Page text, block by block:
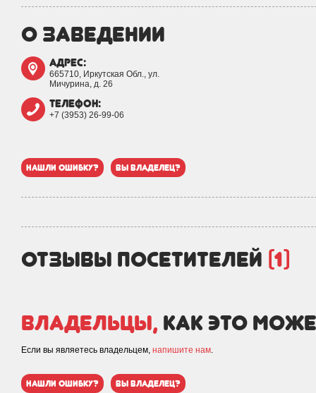
о заведении
адрес:
665710, Иркутская Обл., ул.
Мичурина, д. 26
телефон:
+7 (3953) 26-99-06
нашли ошибку? вы владелец?
отзывы посетителей (1)
Владельцы, как это
Если вы являетесь владельцем, напишите нам.
нашли ошибку? вы владелец?